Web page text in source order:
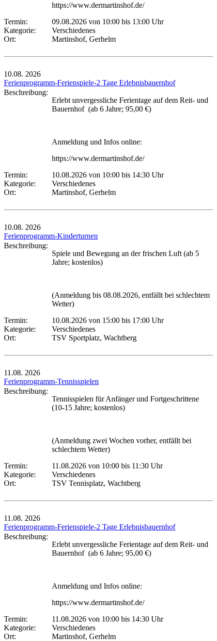
https://www.dermartinshof.de/
Termin:
09.08.2026 von 10:00 bis 13:00 Uhr
Kategorie:
Verschiedenes
Ort:
Martinshof, Gerhelm
10.08. 2026
Ferienprogramm-Ferienspiele-2 Tage Erlebnisbauernhof
Beschreibung:
Erlebt unvergessliche Ferientage auf dem Reit- und
Bauernhof (ab 6 Jahre; 95,00 €)
Anmeldung und Infos online:
https://www.dermartinshof.de/
Termin:
10.08.2026 von 10:00 bis 14:30 Uhr
Kategorie:
Verschiedenes
Ort:
Martinshof, Gerhelm
10.08. 2026
Ferienprogramm-Kinderturnen
Beschreibung:
Spiele und Bewegung an der frischen Luft (ab 5
Jahre; kostenlos)
(Anmeldung bis 08.08.2026, entfällt bei schlechtem
Wetter)
Termin:
10.08.2026 von 15:00 bis 17:00 Uhr
Kategorie:
Verschiedenes
Ort:
TSV Sportplatz, Wachtberg
11.08. 2026
Ferienprogramm-Tennisspielen
Beschreibung:
Tennisspielen für Anfänger und Fortgeschrittene
(10-15 Jahre; kostenlos)
(Anmeldung zwei Wochen vorher, entfällt bei
schlechtem Wetter)
Termin:
11.08.2026 von 10:00 bis 11:30 Uhr
Kategorie:
Verschiedenes
Ort:
TSV Tennisplatz, Wachtberg
11.08. 2026
Ferienprogramm-Ferienspiele-2 Tage Erlebnisbauernhof
Beschreibung:
Erlebt unvergessliche Ferientage auf dem Reit- und
Bauernhof (ab 6 Jahre; 95,00 €)
Anmeldung und Infos online:
https://www.dermartinshof.de/
Termin:
11.08.2026 von 10:00 bis 14:30 Uhr
Kategorie:
Verschiedenes
Ort:
Martinshof, Gerhelm